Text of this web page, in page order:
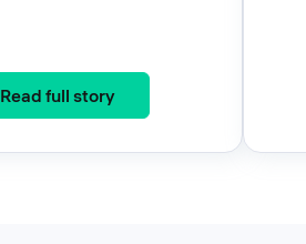
Read full story: Irish Aviation